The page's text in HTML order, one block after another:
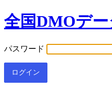
全国DMOデ
パスワード